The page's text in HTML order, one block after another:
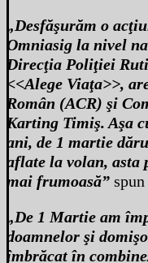
„Desfăşurăm o
Omniasig la nivel
Direcţia Poliţiei
<<Alege Viaţa>>,
Român (ACR) şi
Karting Timiş. Aşa
ani, de 1 martie
aflate la volan, asta
mai frumoasă”
„De 1 Martie am
doamnelor şi
îmbrăcat în